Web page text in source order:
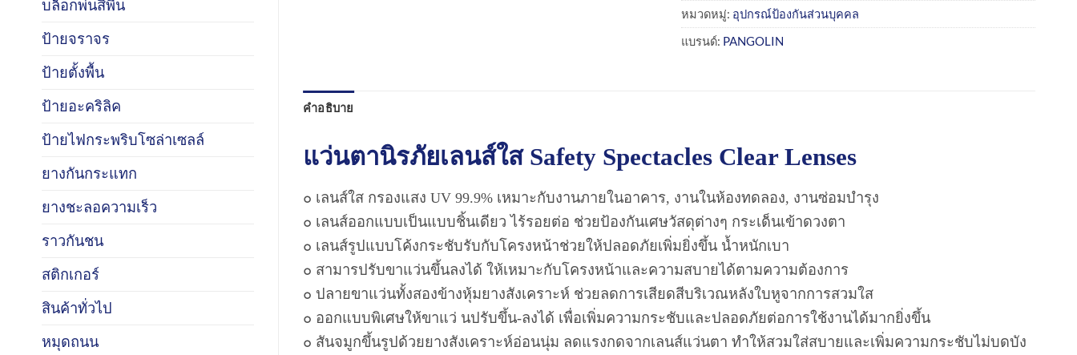
บล็อกพ่นสีพื้น
ป้ายจราจร
ป้ายตั้งพื้น
ป้ายอะคริลิค
ป้ายไฟกระพริบโซล่าเซลล์
ยางกันกระแทก
ยางชะลอความเร็ว
ราวกันชน
สติกเกอร์
สินค้าทั่วไป
หมุดถนน
หมวดหมู่: อุปกรณ์ป้องกันส่วนบุคคล
แบรนด์: PANGOLIN
คำอธิบาย
แว่นตานิรภัยเลนส์ใส Safety Spectacles Clear Lenses
๐ เลนส์ใส กรองแสง UV 99.9% เหมาะกับงานภายในอาคาร, งานในห้องทดลอง, งานซ่อมบำรุง
๐ เลนส์ออกแบบเป็นแบบชิ้นเดียว ไร้รอยต่อ ช่วยป้องกันเศษวัสดุต่างๆ กระเด็นเข้าดวงตา
๐ เลนส์รูปแบบโค้งกระชับรับกับโครงหน้าช่วยให้ปลอดภัยเพิ่มยิ่งขึ้น น้ำหนักเบา
๐ สามารปรับขาแว่นขึ้นลงได้ ให้เหมาะกับโครงหน้าและความสบายได้ตามความต้องการ
๐ ปลายขาแว่นทั้งสองข้างหุ้มยางสังเคราะห์ ช่วยลดการเสียดสีบริเวณหลังใบหูจากการสวมใส
๐ ออกแบบพิเศษให้ขาแว่ นปรับขึ้น-ลงได้ เพื่อเพิ่มความกระชับและปลอดภัยต่อการใช้งานได้มากยิ่งขึ้น
๐ สันจมูกขึ้นรูปด้วยยางสังเคราะห์อ่อนนุ่ม ลดแรงกดจากเลนส์แว่นตา ทำให้สวมใส่สบายและเพิ่มความกระชับไม่บดบัง